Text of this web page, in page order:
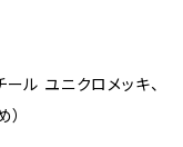
ール ユニクロメッキ、